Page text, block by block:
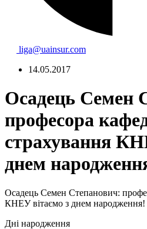
liga@uainsur.com
14.05.2017
Осадець Семен
професора
страхування
днем
Осадець Семен Степанович:
КНЕУ вітаємо з днем народження!
Дні народження